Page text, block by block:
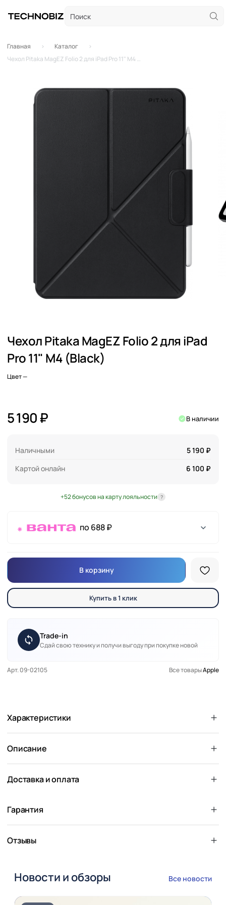
Главная
Каталог
Чехол Pitaka MagEZ Folio 2 для iPad Pro 11" M4 (Black)
Чехол Pitaka MagEZ Folio 2 для iPad
Pro 11" M4 (Black)
Цвет—
5 190 ₽ В наличии
Наличными
5 190 ₽
Картой онлайн
6 100 ₽
+52 бонусов на карту лояльности ?
по 688 ₽
В корзину
Купить в 1 клик
Trade-in
Сдай свою технику и получи выгоду при покупке новой
Арт. 09-02105 Все товарыApple
Характеристики
Описание
Доставка и оплата
Гарантия
Отзывы
Новости и обзоры Все новости